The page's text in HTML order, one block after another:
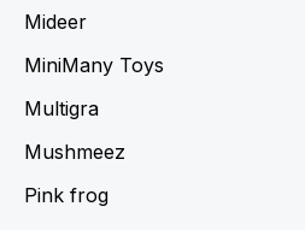
Mideer
MiniMany Toys
Multigra
Mushmeez
Pink frog